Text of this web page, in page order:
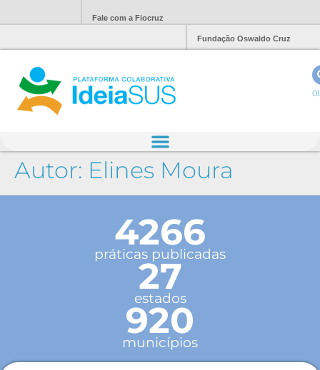
Fale com a Fiocruz
Fundação Oswaldo Cruz
Autor: Elines Moura
4266
práticas publicadas
27
estados
920
municípios